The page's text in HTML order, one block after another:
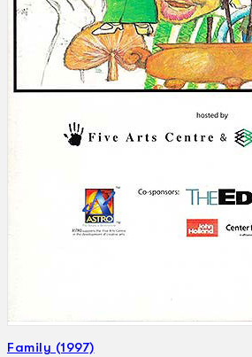
Family (1997)